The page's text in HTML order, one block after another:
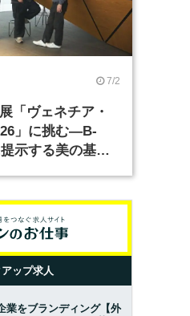
7/2
「ヴェネチア・
」に挑む―B-
示する美の基準
ップ求人
業をブランディング【外